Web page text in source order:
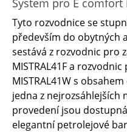
System pro E comfort
Tyto rozvodnice se
především do obytných
sestává z rozvodnic pro
MISTRAL41F a
MISTRAL41W s
jedna z nejrozsáhlejších
provedení jsou
elegantní petrolejové